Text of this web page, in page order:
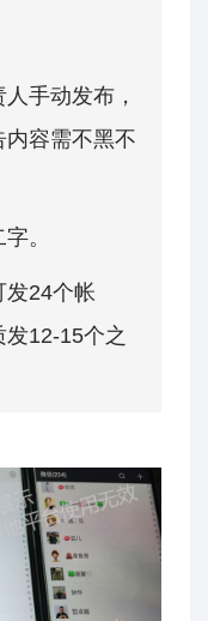
手动发布，
容需不黑不
。
发24个帐
12-15个之